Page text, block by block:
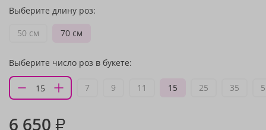
Выберите длину роз:
50 см
70 см
Выберите число роз в букете:
7 9 11 15 25 35
6 650 ₽